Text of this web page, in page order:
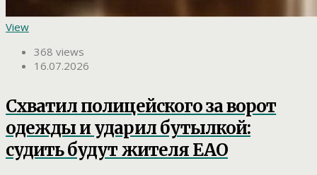
View
368 views
16.07.2026
Схватил полицейского за ворот
одежды и ударил бутылкой:
судить будут жителя ЕАО